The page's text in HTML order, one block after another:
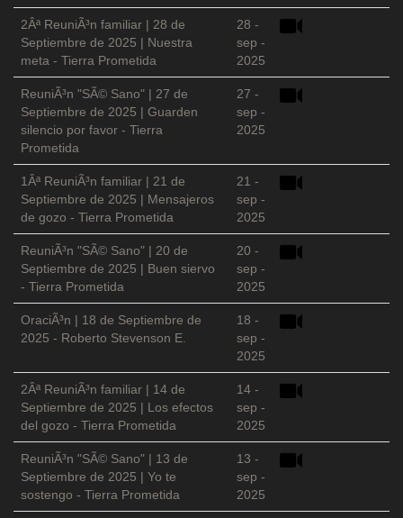
2Âª ReuniÃ³n familiar | 28 de
Septiembre de 2025 | Nuestra
meta - Tierra Prometida
28 -
sep -
2025
ReuniÃ³n "SÃ© Sano" | 27 de
Septiembre de 2025 | Guarden
silencio por favor - Tierra
Prometida
27 -
sep -
2025
1Âª ReuniÃ³n familiar | 21 de
Septiembre de 2025 | Mensajeros
de gozo - Tierra Prometida
21 -
sep -
2025
ReuniÃ³n "SÃ© Sano" | 20 de
Septiembre de 2025 | Buen siervo
- Tierra Prometida
20 -
sep -
2025
OraciÃ³n | 18 de Septiembre de
2025 - Roberto Stevenson E.
18 -
sep -
2025
2Âª ReuniÃ³n familiar | 14 de
Septiembre de 2025 | Los efectos
del gozo - Tierra Prometida
14 -
sep -
2025
ReuniÃ³n "SÃ© Sano" | 13 de
Septiembre de 2025 | Yo te
sostengo - Tierra Prometida
13 -
sep -
2025